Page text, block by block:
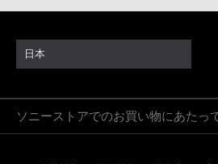
日本
ソニーストアでのお買い物にあたっ